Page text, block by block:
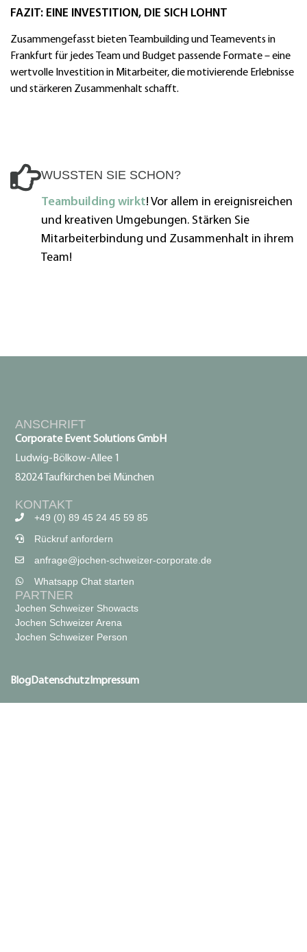
FAZIT: EINE INVESTITION, DIE SICH LOHNT
Zusammengefasst bieten Teambuilding und Teamevents in
Frankfurt für jedes Team und Budget passende Formate – eine
wertvolle Investition in Mitarbeiter, die motivierende Erlebnisse
und stärkeren Zusammenhalt schafft.
WUSSTEN SIE SCHON?
Teambuilding wirkt! Vor allem in ereignisreichen
und kreativen Umgebungen. Stärken Sie
Mitarbeiterbindung und Zusammenhalt in ihrem
Team!
ANSCHRIFT
Corporate Event Solutions GmbH
Ludwig-Bölkow-Allee 1
82024 Taufkirchen bei München
KONTAKT
+49 (0) 89 45 24 45 59 85
Rückruf anfordern
anfrage@jochen-schweizer-corporate.de
Whatsapp Chat starten
PARTNER
Jochen Schweizer Showacts
Jochen Schweizer Arena
Jochen Schweizer Person
BlogDatenschutz Impressum